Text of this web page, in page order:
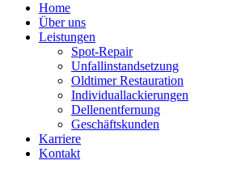
Home
Über uns
Leistungen
Spot-Repair
Unfallinstandsetzung
Oldtimer Restauration
Individuallackierungen
Dellenentfernung
Geschäftskunden
Karriere
Kontakt